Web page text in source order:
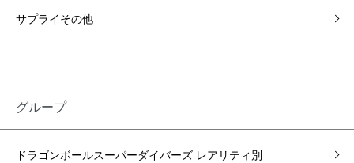
サプライその他
グループ
ドラゴンボールスーパーダイバーズ レアリティ別